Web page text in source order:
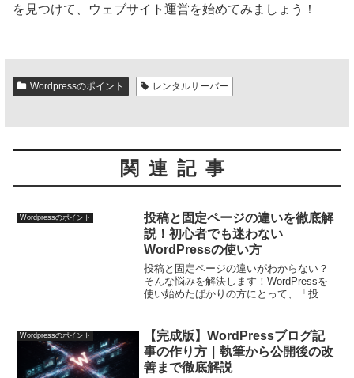
を見つけて、ウェブサイト運営を始めてみましょう！
Wordpressのポイント レンタルサーバー
関連記事
Wordpressのポイント
投稿と固定ページの違いを徹底解
説！初心者でも迷わない
WordPressの使い方
投稿と固定ページの違いがわからない？
そんな悩みを解決します！WordPressを
使い始めたばかりの方にとって、「投
使えばいいの？」「どうやって使い分け
るの？」といった疑...
Wordpressのポイント
【完成版】WordPressブログ記
事の作り方｜執筆から公開後の改
善まで徹底解説